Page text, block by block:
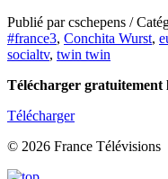
Publié par cschepens /
#france3, Conchita Wurst,
socialtv, twin twin
Télécharger gratuitement
Télécharger
© 2026 France Télévisions